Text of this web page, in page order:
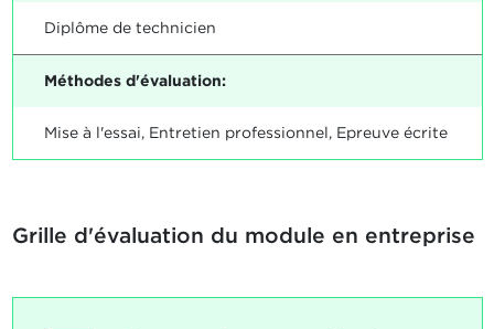
Diplôme de technicien
Méthodes d'évaluation:
Mise à l'essai, Entretien professionnel, Epreuve écrite
Grille d'évaluation du module en entreprise